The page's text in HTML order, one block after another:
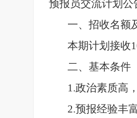
预报员交流计划公
一、招收名额
本期计划接收
二、基本条件
1.政治素质高
2.预报经验丰